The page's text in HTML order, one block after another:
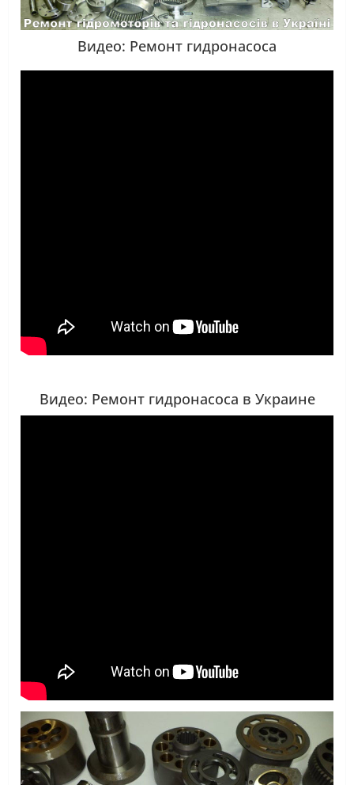
Видео: Ремонт гидронасоса
Видео: Ремонт гидронасоса в Украине